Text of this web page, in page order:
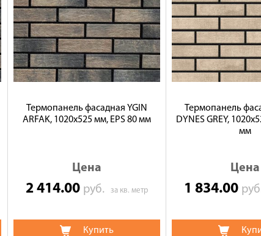
Термопанель фасадная YGIN
ARFAK, 1020х525 мм, EPS 80 мм
Цена
2 414.00 руб. за кв. метр
Купить
Термопанель
DYNES GREY,
мм
Цена
1 834.00